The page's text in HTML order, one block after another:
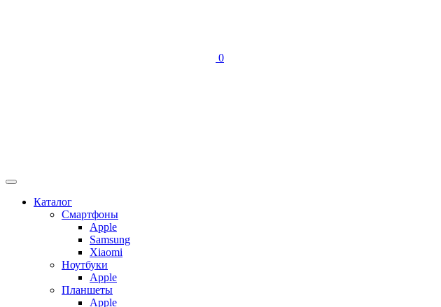
0
Каталог
Смартфоны
Apple
Samsung
Xiaomi
Ноутбуки
Apple
Планшеты
Apple